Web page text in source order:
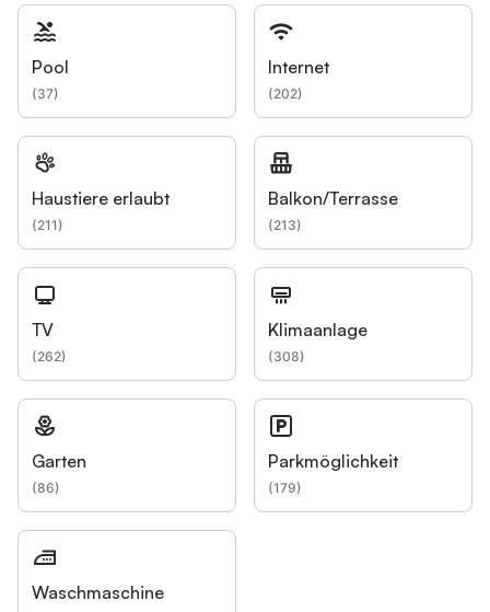
Pool
(37)
Internet
(202)
Haustiere erlaubt
(211)
Balkon/Terrasse
(213)
TV
(262)
Klimaanlage
(308)
Garten
(86)
Parkmöglichkeit
(179)
Waschmaschine